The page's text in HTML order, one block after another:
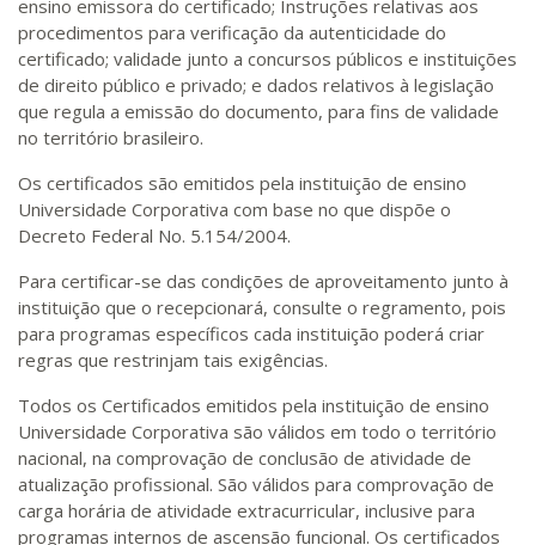
ensino emissora do certificado; Instruções relativas aos
procedimentos para verificação da autenticidade do
certificado; validade junto a concursos públicos e instituições
de direito público e privado; e dados relativos à legislação
que regula a emissão do documento, para fins de validade
no território brasileiro.
Os certificados são emitidos pela instituição de ensino
Universidade Corporativa com base no que dispõe o
Decreto Federal No. 5.154/2004.
Para certificar-se das condições de aproveitamento junto à
instituição que o recepcionará, consulte o regramento, pois
para programas específicos cada instituição poderá criar
regras que restrinjam tais exigências.
Todos os Certificados emitidos pela instituição de ensino
Universidade Corporativa são válidos em todo o território
nacional, na comprovação de conclusão de atividade de
atualização profissional. São válidos para comprovação de
carga horária de atividade extracurricular, inclusive para
programas internos de ascensão funcional. Os certificados